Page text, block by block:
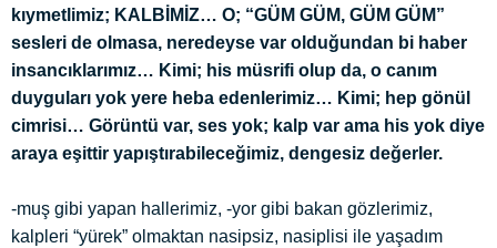
kıymetlimiz; KALBİMİZ… O; “GÜM GÜM, GÜM GÜM”
sesleri de olmasa, neredeyse var olduğundan bi haber
insancıklarımız… Kimi; his müsrifi olup da, o canım
duyguları yok yere heba edenlerimiz… Kimi; hep gönül
cimrisi… Görüntü var, ses yok; kalp var ama his yok diye
araya eşittir yapıştırabileceğimiz, dengesiz değerler.
-muş gibi yapan hallerimiz, -yor gibi bakan gözlerimiz,
kalpleri “yürek” olmaktan nasipsiz, nasiplisi ile yaşadım